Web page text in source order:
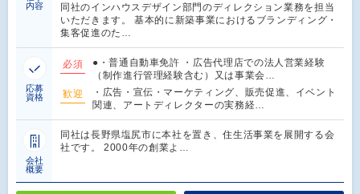
内容
同社のインハウスデザイン部門のディレクション業務を担当
いただきます。 基本的に新築事業におけるブランディング・
集客促進のた…
応募
資格
必須
●・普通自動車免許 ・広告代理店での法人営業経験
（制作進行管理経験含む）又は事業会…
歓迎
・広告・宣伝・マーケティング、販売促進、イベント
関連、アートディレクターの実務経…
会社
概要
同社は長野県塩尻市に本社を置き、住生活事業を展開する会
社です。 2000年の創業よ…